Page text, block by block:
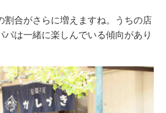
割合がさらに増えますね。うちの店
パは一緒に楽しんでいる傾向があり